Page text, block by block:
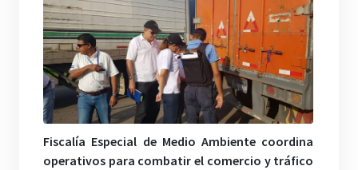
Fiscalía Especial de Medio Ambiente coordina
operativos para combatir el comercio y tráfico